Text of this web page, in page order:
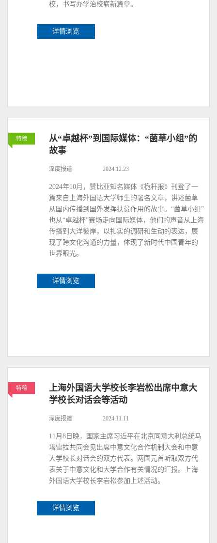
校，书写办学治校崭新篇章。
详情浏览
特稿
从“卓越杯”到国际媒体：“菌草小组”的
故事
深度报道 2024.12.23
2024年10月，赞比亚知名媒体《桅杆报》刊登了一
篇来自上海外国语大学师生的署名文章，讲述菌草
从国内传播到国外发挥扶贫作用的故事。“菌草小组”
也从“卓越杯”赛场走向国际媒体，他们的声音从上海
传播到大洋彼岸，以扎实的调研和生动的表达，展
现了跨文化沟通的力量，体现了新时代中国青年的
世界眼光。
详情浏览
特稿
上海外国语大学校长李岩松出席中意大
学校长对话会等活动
深度报道 2024.11.11
11月8日晚，国家主席习近平在北京同意大利总统马
塔雷拉共同会见出席中意文化合作机制大会和中意
大学校长对话会的双方代表。两国元首听取双方代
表关于中意文化和大学合作有关情况的汇报。上海
外国语大学校长李岩松参加上述活动。
详情浏览